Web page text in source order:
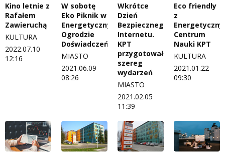
Kino letnie z
Rafałem
Zawieruchą
KULTURA
2022.07.10
12:16
W sobotę
Eko Piknik w
Energetycznym
Ogrodzie
Doświadczeń
MIASTO
2021.06.09
08:26
Wkrótce
Dzień
Bezpiecznego
Internetu.
KPT
przygotował
szereg
wydarzeń
MIASTO
2021.02.05
11:39
Eco friendly
z
Centrum
Nauki KPT
KULTURA
2021.01.22
09:30